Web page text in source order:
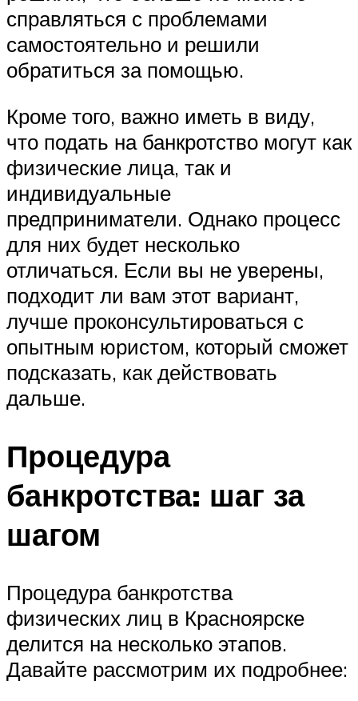
справляться с проблемами
самостоятельно и решили
обратиться за помощью.
Кроме того, важно иметь в виду,
что подать на банкротство могут как
физические лица, так и
индивидуальные
предприниматели. Однако процесс
для них будет несколько
отличаться. Если вы не уверены,
подходит ли вам этот вариант,
лучше проконсультироваться с
опытным юристом, который сможет
подсказать, как действовать
дальше.
Процедура
банкротства: шаг за
шагом
Процедура банкротства
физических лиц в Красноярске
делится на несколько этапов.
Давайте рассмотрим их подробнее: